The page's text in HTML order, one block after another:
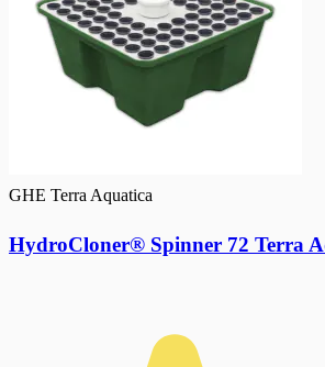
GHE Terra Aquatica
HydroCloner® Spinner 72 Terra